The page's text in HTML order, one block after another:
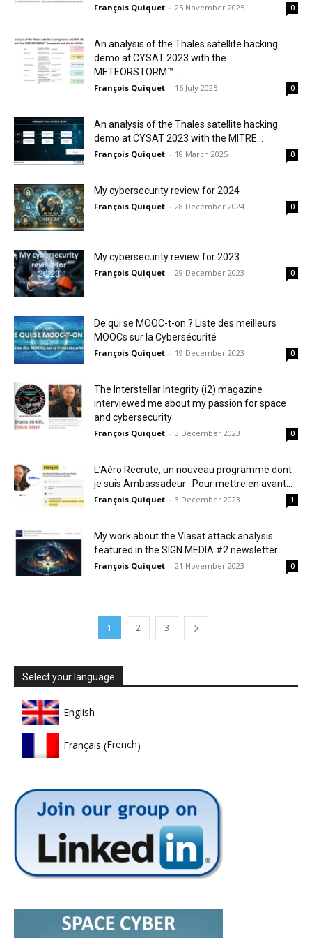
François Quiquet - 25 November 2025 0
An analysis of the Thales satellite hacking
demo at CYSAT 2023 with the
METEORSTORM™...
François Quiquet - 16 July 2025 0
An analysis of the Thales satellite hacking
demo at CYSAT 2023 with the MITRE...
François Quiquet - 18 March 2025 0
My cybersecurity review for 2024
François Quiquet - 28 December 2024 0
My cybersecurity review for 2023
François Quiquet - 29 December 2023 0
De qui se MOOC-t-on ? Liste des meilleurs
MOOCs sur la Cybersécurité
François Quiquet - 19 December 2023 0
The Interstellar Integrity (i2) magazine
interviewed me about my passion for space
and cybersecurity
François Quiquet - 3 December 2023 0
L’Aéro Recrute, un nouveau programme dont
je suis Ambassadeur : Pour mettre en avant...
François Quiquet - 3 December 2023 1
My work about the Viasat attack analysis
featured in the SIGN.MEDIA #2 newsletter
François Quiquet - 21 November 2023 0
1 2 3
Select your language
English
Français (French)